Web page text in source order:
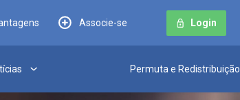
Associe-se Login
Permuta e Redistribuição